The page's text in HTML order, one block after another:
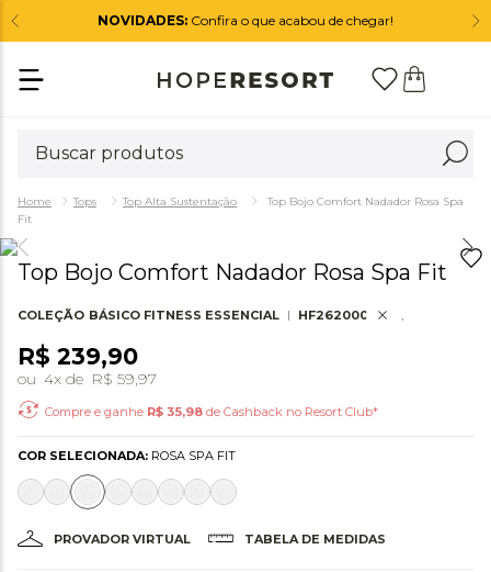
NOVIDADES: Confira o que acabou de chegar!
Tops Top Alta Sustentação
Top Bojo Comfort Nadador Rosa Spa
Fit
Top Bojo Comfort Nadador Rosa Spa Fit
COLEÇÃO BÁSICO FITNESS ESSENCIAL HF262000RPF
R$ 239,90
ou 4x de R$ 59,97
Compre e ganhe R$ 35,98 de Cashback no Resort Club*
COR SELECIONADA: ROSA SPA FIT
PROVADOR VIRTUAL TABELA DE MEDIDAS